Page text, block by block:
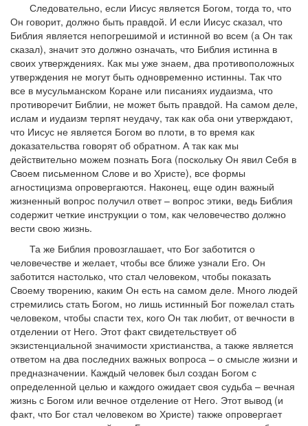
Следовательно, если Иисус является Богом, тогда то, что
Он говорит, должно быть правдой. И если Иисус сказал, что
Библия является непогрешимой и истинной во всем (а Он так
сказал), значит это должно означать, что Библия истинна в
своих утверждениях. Как мы уже знаем, два противоположных
утверждения не могут быть одновременно истинны. Так что
все в мусульманском Коране или писаниях иудаизма, что
противоречит Библии, не может быть правдой. На самом деле,
ислам и иудаизм терпят неудачу, так как оба они утверждают,
что Иисус не является Богом во плоти, в то время как
доказательства говорят об обратном. А так как мы
действительно можем познать Бога (поскольку Он явил Себя в
Своем письменном Слове и во Христе), все формы
агностицизма опровергаются. Наконец, еще один важный
жизненный вопрос получил ответ – вопрос этики, ведь Библия
содержит четкие инструкции о том, как человечество должно
вести свою жизнь.
Та же Библия провозглашает, что Бог заботится о
человечестве и желает, чтобы все ближе узнали Его. Он
заботится настолько, что стал человеком, чтобы показать
Своему творению, каким Он есть на самом деле. Много людей
стремились стать Богом, но лишь истинный Бог пожелал стать
человеком, чтобы спасти тех, кого Он так любит, от вечности в
отделении от Него. Этот факт свидетельствует об
экзистенциальной значимости христианства, а также является
ответом на два последних важных вопроса – о смысле жизни и
предназначении. Каждый человек был создан Богом с
определенной целью и каждого ожидает своя судьба – вечная
жизнь с Богом или вечное отделение от Него. Этот вывод (и
факт, что Бог стал человеком во Христе) также опровергает